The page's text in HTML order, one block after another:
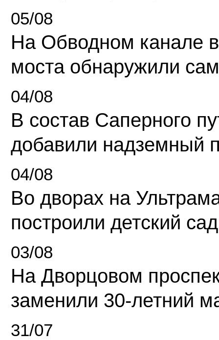
05/08
На Обводном канале
моста обнаружили
04/08
В состав Саперного
добавили надземный
04/08
Во дворах на
построили детский сад
03/08
На Дворцовом
заменили 30-летний
31/07